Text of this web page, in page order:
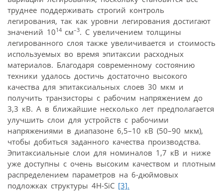
труднее поддерживать строгий контроль
легирования, так как уровни легирования достигают
значений 1014 см–3. С увеличением толщины
легированного слоя также увеличивается и стоимость
используемых во время эпитаксии расходных
материалов. Благодаря современному состоянию
техники удалось достичь достаточно высокого
качества для эпитаксиальных слоев 30 мкм и
получить транзисторы с рабочим напряжением до
3,3 кВ. А в ближайшие несколько лет предполагается
улучшить слои для устройств с рабочими
напряжениями в диапазоне 6,5–10 кВ (50–90 мкм),
чтобы добиться заданного качества производства.
Эпитаксиальные слои для номиналов 1,7 кВ и ниже
уже доступны с очень высоким качеством и плотным
распределением параметров на 6-дюймовых
подложках структуры 4H-SiC [3].